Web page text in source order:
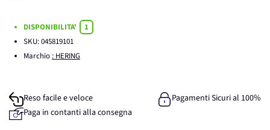
DISPONIBILITA'
1
SKU:045819101
Marchio : HERING
Reso facile e veloce
Pagamenti Sicuri al 100%
Paga in contanti alla consegna